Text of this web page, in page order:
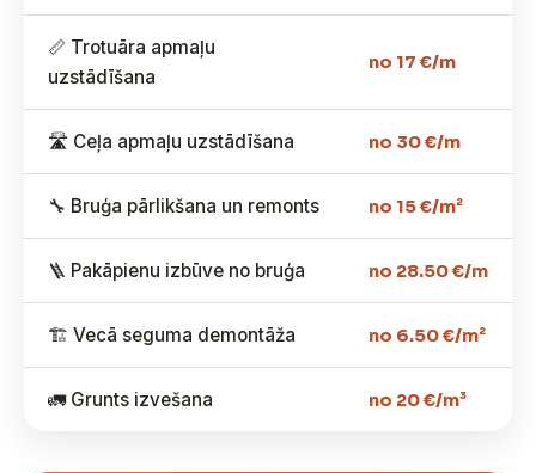
📏 Trotuāra apmaļu
uzstādīšana
no 17 €/m
🛣️ Ceļa apmaļu uzstādīšana no 30 €/m
🔧 Bruģa pārlikšana un remonts no 15 €/m²
🪜 Pakāpienu izbūve no bruģa no 28.50 €/m
🏗️ Vecā seguma demontāža no 6.50 €/m²
🚛 Grunts izvešana no 20 €/m³